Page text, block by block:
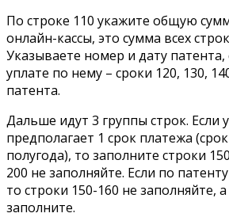
По строке 110 укажите общую
онлайн-кассы, это сумма всех
Указываете номер и дату патента,
уплате по нему – сроки 120, 130,
патента.
Дальше идут 3 группы строк. Если
предполагает 1 срок платежа
полугода), то заполните строки
200 не заполняйте. Если по
то строки 150-160 не заполняйте,
заполните.